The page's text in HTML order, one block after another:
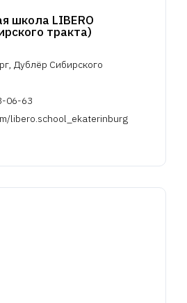
школа LIBERO
тракта)
Дублёр Сибирского
06-63
libero.school_ekaterinburg